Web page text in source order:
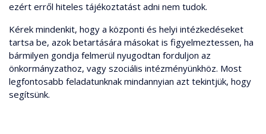
ezért erről hiteles tájékoztatást adni nem tudok.
Kérek mindenkit, hogy a központi és helyi intézkedéseket
tartsa be, azok betartására másokat is figyelmeztessen, ha
bármilyen gondja felmerül nyugodtan forduljon az
önkormányzathoz, vagy szociális intézményünkhöz. Most
legfontosabb feladatunknak mindannyian azt tekintjük, hogy
segítsünk.